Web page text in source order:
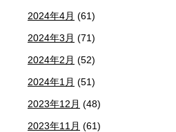
2024年4月 (61)
2024年3月 (71)
2024年2月 (52)
2024年1月 (51)
2023年12月 (48)
2023年11月 (61)